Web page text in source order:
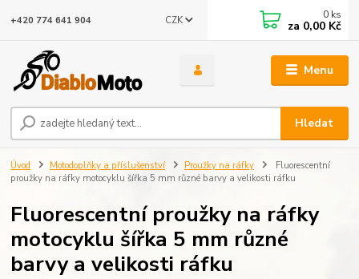
Menu
CZK
Hledat
+420 774 641 904 0 ks
za 0,00 Kč
Úvod Motodoplňky a příslušenství Proužky na ráfky
Fluorescentní
proužky na ráfky motocyklu šířka 5 mm různé barvy a velikosti ráfku
Fluorescentní proužky na ráfky
motocyklu šířka 5 mm různé
barvy a velikosti ráfku